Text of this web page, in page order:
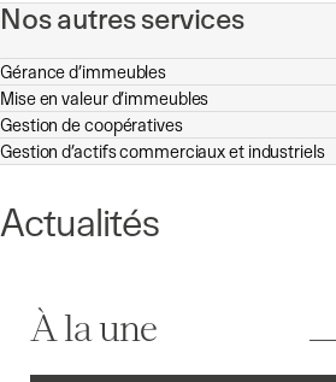
Nos autres services
Gérance d’immeubles
Mise en valeur d’immeubles
Gestion de coopératives
Gestion d’actifs commerciaux et industriels
À la une
Actualités